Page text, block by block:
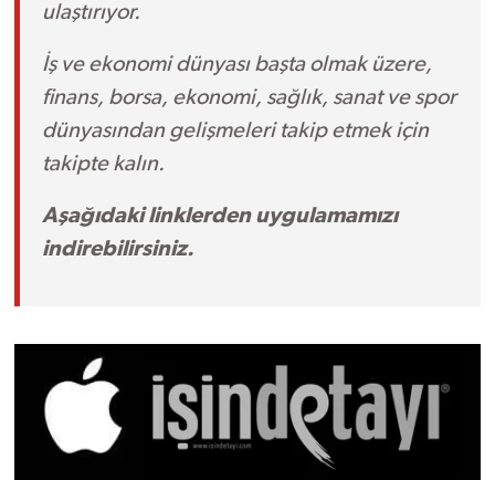
ulaştırıyor.
İş ve ekonomi dünyası başta olmak üzere,
finans, borsa, ekonomi, sağlık, sanat ve spor
dünyasından gelişmeleri takip etmek için
takipte kalın.
Aşağıdaki linklerden uygulamamızı
indirebilirsiniz.